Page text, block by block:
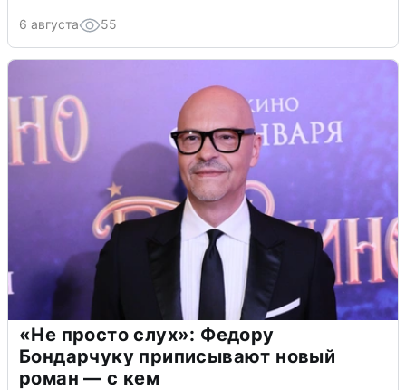
6 августа 55
«Не просто слух»: Федору
Бондарчуку приписывают новый
роман — с кем